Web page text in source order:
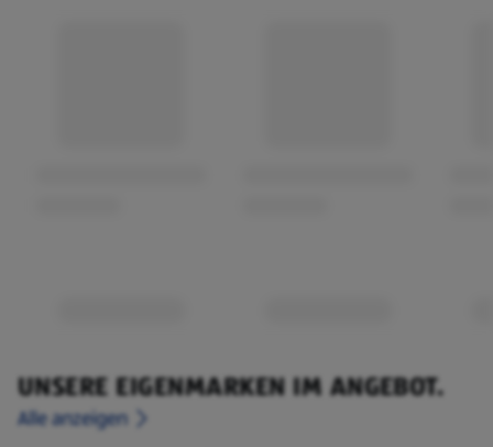
UNSERE EIGENMARKEN IM ANGEBOT.
Alle anzeigen